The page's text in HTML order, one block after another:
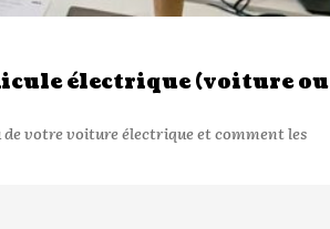
électrique (voiture ou
votre voiture électrique et comment les